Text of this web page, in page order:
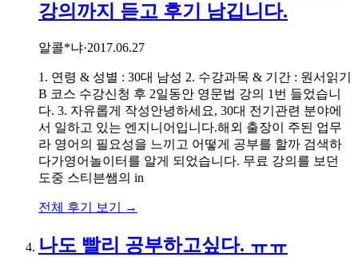
강의까지 듣고 후기 남깁니다.
알콜*냐·2017.06.27
1. 연령 & 성별 : 30대 남성 2. 수강과목 & 기간 : 원서읽기
B 코스 수강신청 후 2일동안 영문법 강의 1번 들었습니
다. 3. 자유롭게 작성안녕하세요, 30대 전기관련 분야에
서 일하고 있는 엔지니어입니다.해외 출장이 주된 업무
라 영어의 필요성을 느끼고 어떻게 공부를 할까 검색하
다가영어놀이터를 알게 되었습니다. 무료 강의를 보던
도중 스티븐쌤의 in
전체 후기 보기 →
나도 빨리 공부하고싶다. ㅠㅠ